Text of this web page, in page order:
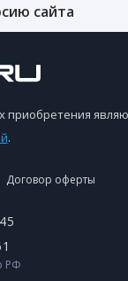
сайта
приобретения
.
Договор оферты
РФ